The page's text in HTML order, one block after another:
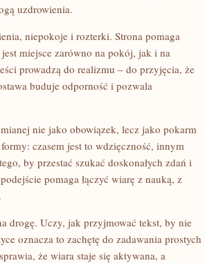
uzdrowienia.
niepokoje i rozterki. Strona pomaga
miejsce zarówno na pokój, jak i na
prowadzą do realizmu – do przyjęcia, że
buduje odporność i pozwala
nie jako obowiązek, lecz jako pokarm
czasem jest to wdzięczność, innym
by przestać szukać doskonałych zdań i
pomaga łączyć wiarę z nauką, z
drogę. Uczy, jak przyjmować tekst, by nie
oznacza to zachętę do zadawania prostych
że wiara staje się aktywana, a